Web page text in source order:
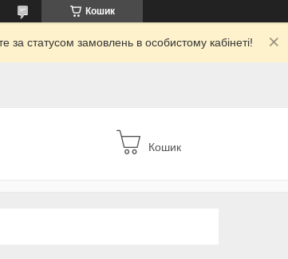
Кошик
статусом замовлень в особистому кабінеті!
Кошик